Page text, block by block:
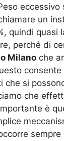
eccessivo
un
quindi quasi
perché di
Milano che
si
che
è